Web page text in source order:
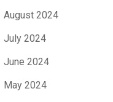
August 2024
July 2024
June 2024
May 2024